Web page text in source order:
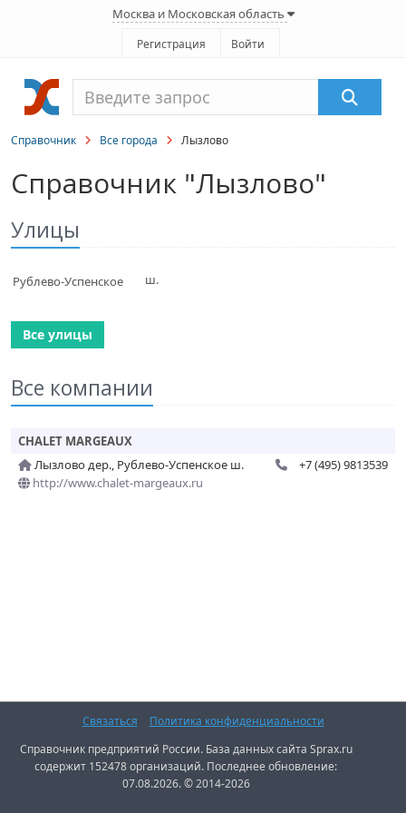
Москва и Московская область
Регистрация Войти
Справочник Все города Лызлово
Справочник "Лызлово"
Улицы
Рублево-Успенское ш.
Все улицы
Все компании
CHALET MARGEAUX
Лызлово дер., Рублево-Успенское ш.
http://www.chalet-margeaux.ru
+7 (495) 9813539
Связаться
Политика конфиденциальности
Справочник предприятий России. База данных сайта Sprax.ru
содержит 152478 организаций. Последнее обновление:
07.08.2026. © 2014-2026